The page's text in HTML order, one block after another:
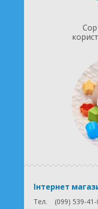
Інтернет
Тел.
(099) 539-41-